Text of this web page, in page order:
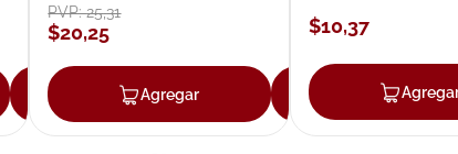
Agregar
PVP:25,31
$20,25
Agregar Agregar
$10,37